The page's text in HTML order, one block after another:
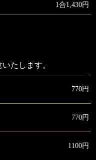
1合1,430円
たします。
770円
770円
1100円